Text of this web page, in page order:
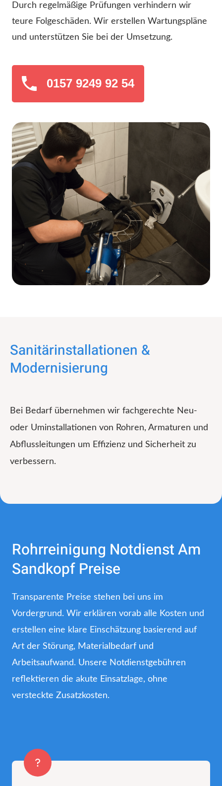
Durch regelmäßige Prüfungen verhindern wir
teure Folgeschäden. Wir erstellen Wartungspläne
und unterstützen Sie bei der Umsetzung.
0157 9249 92 54
Sanitärinstallationen &
Modernisierung
Bei Bedarf übernehmen wir fachgerechte Neu-
oder Uminstallationen von Rohren, Armaturen und
Abflussleitungen um Effizienz und Sicherheit zu
verbessern.
Rohrreinigung Notdienst Am
Sandkopf Preise
Transparente Preise stehen bei uns im
Vordergrund. Wir erklären vorab alle Kosten und
erstellen eine klare Einschätzung basierend auf
Art der Störung, Materialbedarf und
Arbeitsaufwand. Unsere Notdienstgebühren
reflektieren die akute Einsatzlage, ohne
versteckte Zusatzkosten.